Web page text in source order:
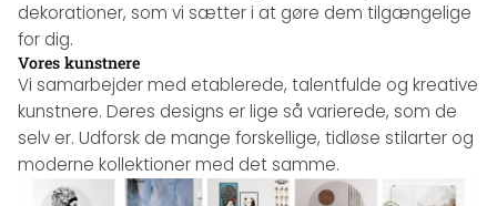
dekorationer, som vi sætter i at gøre dem tilgængelige
for dig.
Vores kunstnere
Vi samarbejder med etablerede, talentfulde og kreative
kunstnere. Deres designs er lige så varierede, som de
selv er. Udforsk de mange forskellige, tidløse stilarter og
moderne kollektioner med det samme.